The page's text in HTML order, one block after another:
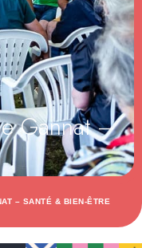
Gannat –
– SANTÉ & BIEN-ÊTRE